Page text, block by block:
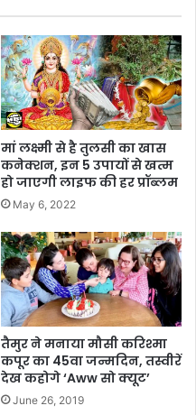
मां लक्ष्मी से है तुलसी का खास
कनेक्शन, इन 5 उपायों से खत्म
हो जाएगी लाइफ की हर प्रॉब्लम
May 6, 2022
तैमुर ने मनाया मौसी करिश्मा
कपूर का 45वा जन्मदिन, तस्वीरें
देख कहोगे ‘Aww सो क्यूट’
June 26, 2019